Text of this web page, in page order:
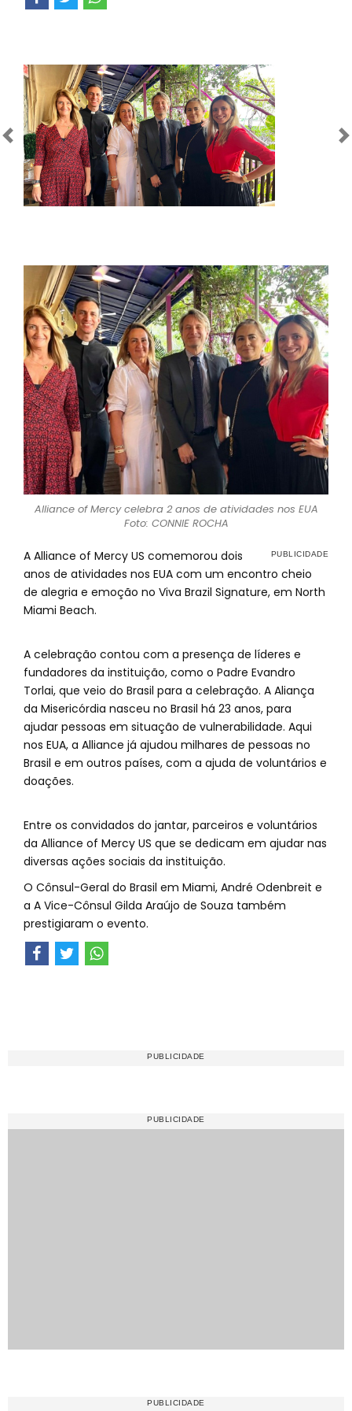
Anterior
Alliance of Mercy celebra 2 anos de atividades nos EUA
Foto: CONNIE ROCHA
A Alliance of Mercy US comemorou dois
anos de atividades nos EUA com um encontro cheio
de alegria e emoção no Viva Brazil Signature, em North
Miami Beach.
A celebração contou com a presença de líderes e
fundadores da instituição, como o Padre Evandro
Torlai, que veio do Brasil para a celebração. A Aliança
da Misericórdia nasceu no Brasil há 23 anos, para
ajudar pessoas em situação de vulnerabilidade. Aqui
nos EUA, a Alliance já ajudou milhares de pessoas no
Brasil e em outros países, com a ajuda de voluntários e
doações.
Entre os convidados do jantar, parceiros e voluntários
da Alliance of Mercy US que se dedicam em ajudar nas
diversas ações sociais da instituição.
O Cônsul-Geral do Brasil em Miami, André Odenbreit e
a A Vice-Cônsul Gilda Araújo de Souza também
prestigiaram o evento.